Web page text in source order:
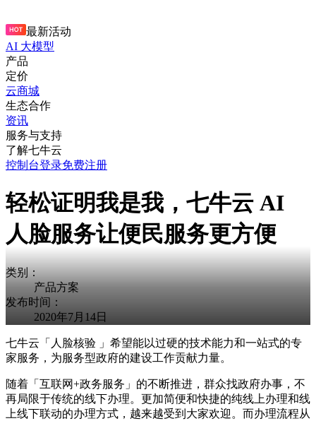
最新活动
AI 大模型
产品
定价
云商城
生态合作
资讯
服务与支持
了解七牛云
控制台登录免费注册
轻松证明我是我，七牛云 AI
人脸服务让便民服务更方便
类别：
产品方案
发布时间：
2020年7月14日
七牛云「人脸核验 」希望能以过硬的技术能力和一站式的专
家服务，为服务型政府的建设工作贡献力量。
随着「互联网+政务服务」的不断推进，群众找政府办事，不
再局限于传统的线下办理。更加简便和快捷的纯线上办理和线
上线下联动的办理方式，越来越受到大家欢迎。而办理流程从